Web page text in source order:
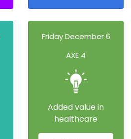
Friday December 6
AXE 4
Added value in
healthcare